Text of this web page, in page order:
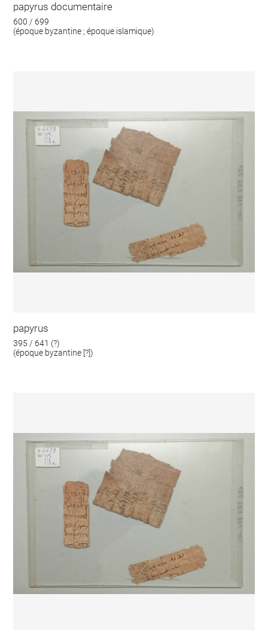
papyrus documentaire
600 / 699
(époque byzantine ; époque islamique)
papyrus
395 / 641 (?)
(époque byzantine [?])